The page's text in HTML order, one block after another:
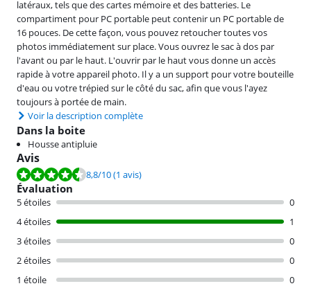
latéraux, tels que des cartes mémoire et des batteries. Le
compartiment pour PC portable peut contenir un PC portable de
16 pouces. De cette façon, vous pouvez retoucher toutes vos
photos immédiatement sur place. Vous ouvrez le sac à dos par
l'avant ou par le haut. L'ouvrir par le haut vous donne un accès
rapide à votre appareil photo. Il y a un support pour votre bouteille
d'eau ou votre trépied sur le côté du sac, afin que vous l'ayez
toujours à portée de main.
Voir la description complète
Dans la boite
Housse antipluie
Avis
La note est de 8,8 sur 10, basée sur 1 avis.
8,8/10(1 avis)
Évaluation
5 étoiles
0
4 étoiles
1
3 étoiles
0
2 étoiles
0
1 étoile
0